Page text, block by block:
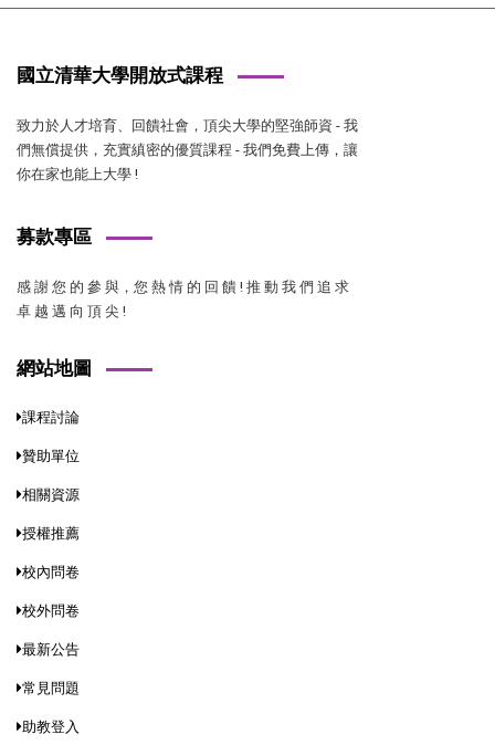
國立清華大學開放式課程
致力於人才培育、回饋社會，頂尖大學的堅強師資 - 我
們無償提供，充實縝密的優質課程 - 我們免費上傳，讓
你在家也能上大學 !
募款專區
感 謝 您 的 參 與，您 熱 情 的 回 饋 ! 推 動 我 們 追 求
卓 越 邁 向 頂 尖 !
網站地圖
課程討論
贊助單位
相關資源
授權推薦
校內問卷
校外問卷
最新公告
常見問題
助教登入